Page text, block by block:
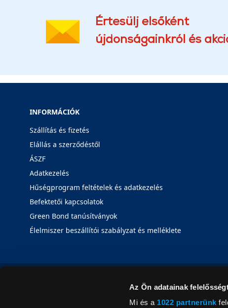
Az Ön adatainak
Mi és a 1022 partnerünk
Értesülj elsőként
újdonságainkról és
INFORMÁCIÓK
Szállítás és fizetés
Elállás a szerződéstől
ÁSZF
Adatkezelés
Hűségprogram feltételek és adatkezelés
Befektetői kapcsolatok
Green Bond tanúsítványok
Élelmiszer beszállítói szabályzat és melléklete